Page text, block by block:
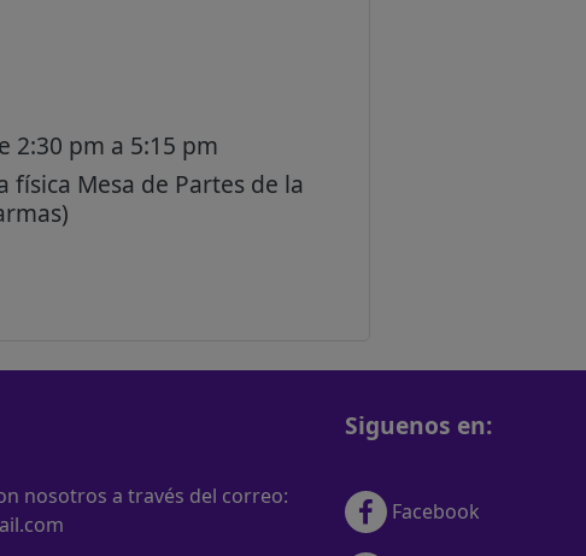
2:30 pm a 5:15 pm
Mesa de Partes de la
nosotros a través del correo:
Siguenos en:
Facebook